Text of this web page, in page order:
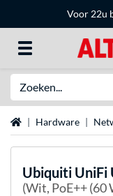
Voor 22u
Home Hardware
Ubiquiti UniFi
(Wit, PoE++ (60